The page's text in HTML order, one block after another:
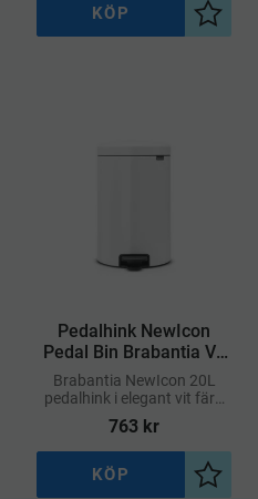
i önskelista Lägg
KÖP
i önskelista
​Pedalhink NewIcon
Pedal Bin Brabantia Vit
20L
Brabantia NewIcon 20L
pedalhink i elegant vit färg
kombinerar stilren design
med smart funktionalitet
763 kr
Lägg
KÖP